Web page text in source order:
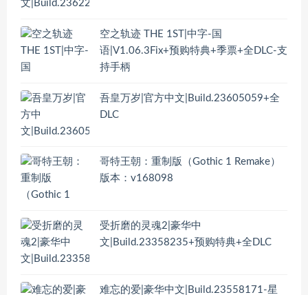
空之轨迹 THE 1ST|中字-国
语|V1.06.3Fix+预购特典+季票+全DLC-支
持手柄
吾皇万岁|官方中文|Build.23605059+全
DLC
哥特王朝：重制版（Gothic 1 Remake）
版本：v168098
受折磨的灵魂2|豪华中
文|Build.23358235+预购特典+全DLC
难忘的爱|豪华中文|Build.23558171-星